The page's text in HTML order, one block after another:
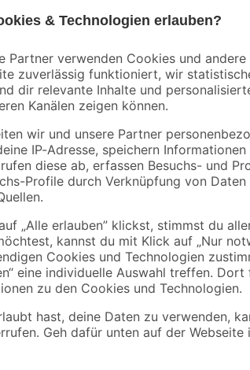
Mengenrabatt
Bestseller
binderholz
Rahmen sägerau
2000 x 58 x 38 mm
3, 98
1,99 € / Meter
Kronospan
OSB3-
7,59
8,12 € / Pack